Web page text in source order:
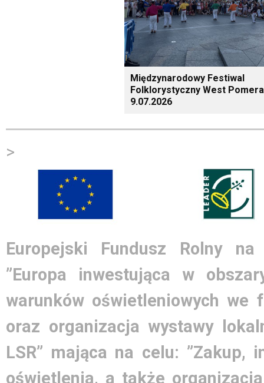
Międzynarodowy Festiwal
Folklorystyczny West
9.07.2026
>
Europejski Fundusz Rolny
”Europa inwestująca w
warunków oświetleniowych we
oraz organizacja wystawy
LSR” mająca na celu: ”Zakup,
oświetlenia, a także